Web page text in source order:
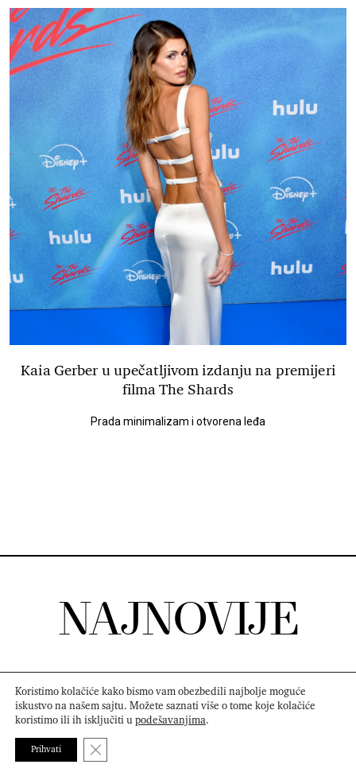
Kaia Gerber u upečatljivom izdanju na premijeri
filma The Shards
Prada minimalizam i otvorena leđa
NAJNOVIJE
Koristimo kolačiće kako bismo vam obezbedili najbolje moguće
iskustvo na našem sajtu. Možete saznati više o tome koje kolačiće
koristimo ili ih isključiti upodešavanjima.
Prihvati Close GDPR Cookie Banner